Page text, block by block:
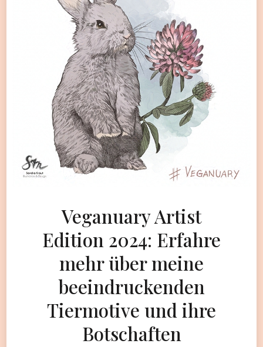
Veganuary Artist
Edition 2024: Erfahre
mehr über meine
beeindruckenden
Tiermotive und ihre
Botschaften